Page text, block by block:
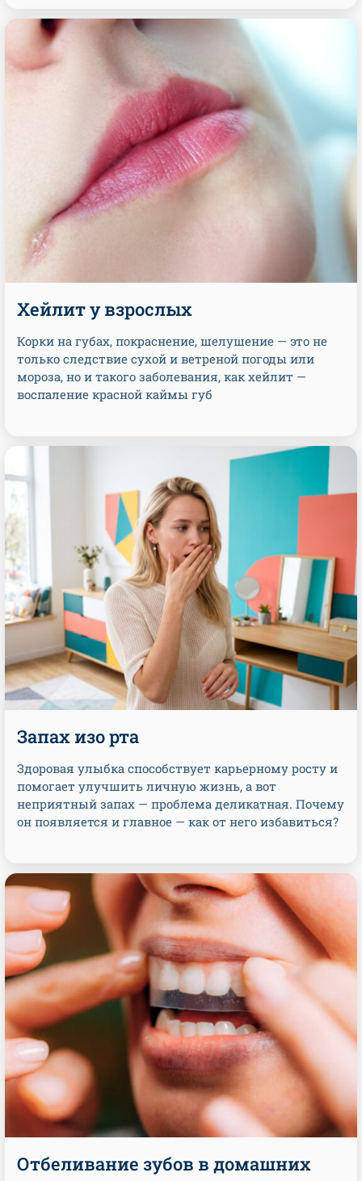
Хейлит у взрослых
Корки на губах, покраснение, шелушение — это не
только следствие сухой и ветреной погоды или
мороза, но и такого заболевания, как хейлит —
воспаление красной каймы губ
Запах изо рта
Здоровая улыбка способствует карьерному росту и
помогает улучшить личную жизнь, а вот
неприятный запах — проблема деликатная. Почему
он появляется и главное — как от него избавиться?
Отбеливание зубов в домашних